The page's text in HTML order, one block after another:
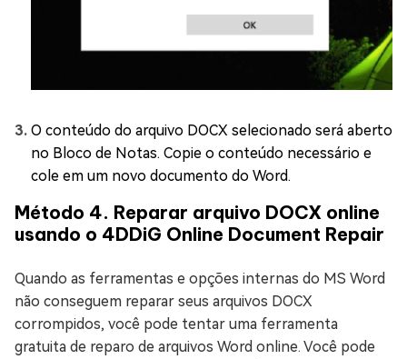
O conteúdo do arquivo DOCX selecionado será aberto
no Bloco de Notas. Copie o conteúdo necessário e
cole em um novo documento do Word.
Método 4. Reparar arquivo DOCX online
usando o 4DDiG Online Document Repair
Quando as ferramentas e opções internas do MS Word
não conseguem reparar seus arquivos DOCX
corrompidos, você pode tentar uma ferramenta
gratuita de reparo de arquivos Word online. Você pode